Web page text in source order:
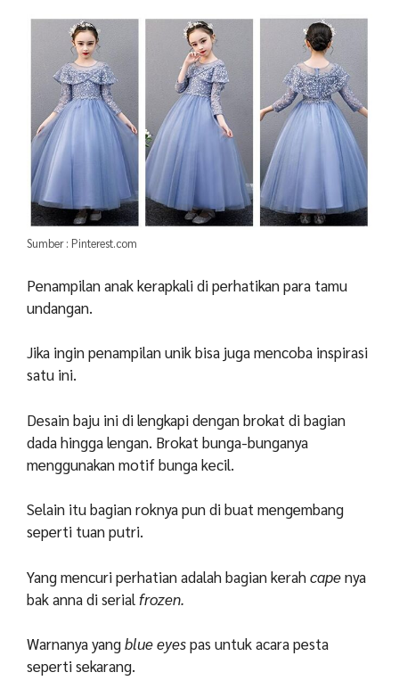
Sumber : Pinterest.com
Penampilan anak kerapkali di perhatikan para tamu
undangan.
Jika ingin penampilan unik bisa juga mencoba inspirasi
satu ini.
Desain baju ini di lengkapi dengan brokat di bagian
dada hingga lengan. Brokat bunga-bunganya
menggunakan motif bunga kecil.
Selain itu bagian roknya pun di buat mengembang
seperti tuan putri.
Yang mencuri perhatian adalah bagian kerahcapenya
bak anna di serialfrozen.
Warnanya yangblue eyespas untuk acara pesta
seperti sekarang.